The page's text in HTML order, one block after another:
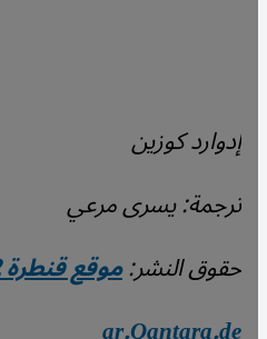
إدوارد كوزين
ترجمة: يسرى مرعي
حقوق النشر:موقع قنطرة 2022